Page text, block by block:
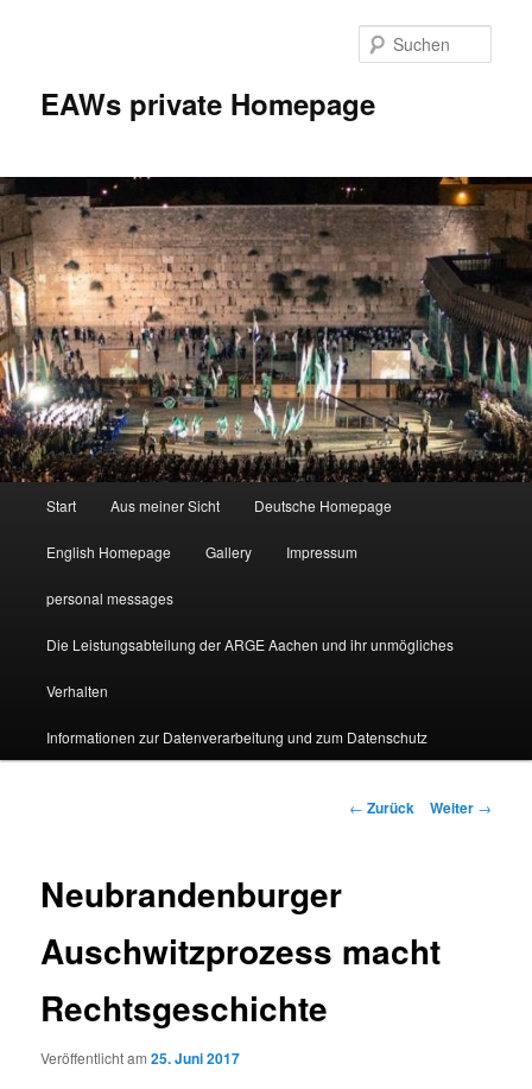
EAWs private Homepage
Start Aus meiner Sicht Deutsche Homepage
English Homepage Gallery Impressum
personal messages
Die Leistungsabteilung der ARGE Aachen und ihr unmögliches
Verhalten
Informationen zur Datenverarbeitung und zum Datenschutz
Beitragsnavigation
← Zurück Weiter →
Neubrandenburger
Auschwitzprozess macht
Rechtsgeschichte
Veröffentlicht am25. Juni 2017